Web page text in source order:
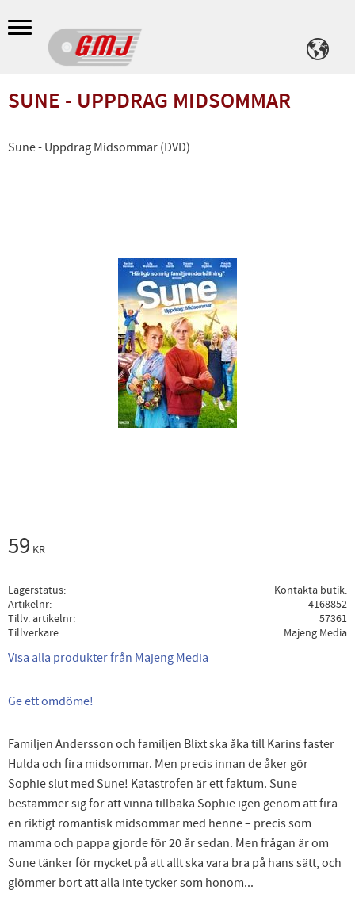
Meny
SUNE - UPPDRAG MIDSOMMAR
Sune - Uppdrag Midsommar (DVD)
59 KR
Lagerstatus
Kontakta butik.
Artikelnr
4168852
Tillv. artikelnr
57361
Tillverkare
Majeng Media
Visa alla produkter från Majeng Media
Ge ett omdöme!
Familjen Andersson och familjen Blixt ska åka till Karins faster
Hulda och fira midsommar. Men precis innan de åker gör
Sophie slut med Sune! Katastrofen är ett faktum. Sune
bestämmer sig för att vinna tillbaka Sophie igen genom att fira
en riktigt romantisk midsommar med henne – precis som
mamma och pappa gjorde för 20 år sedan. Men frågan är om
Sune tänker för mycket på att allt ska vara bra på hans sätt, och
glömmer bort att alla inte tycker som honom...